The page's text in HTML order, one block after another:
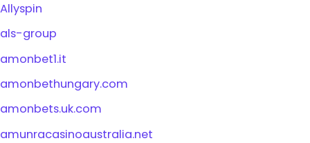
Allyspin
als-group
amonbet1.it
amonbethungary.com
amonbets.uk.com
amunracasinoaustralia.net